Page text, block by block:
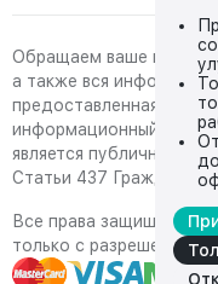
Обращаем ваше
а также вся
предоставленная на
информационный
является публичной
Статьи 437
Все права защищены,
только с разрешения